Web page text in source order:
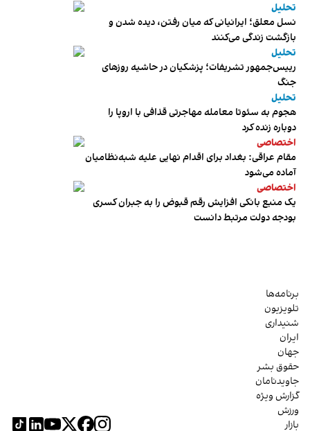
تحلیل
نسل معلق؛ ایرانیانی که میان رفتن، دیده شدن و
بازگشت زندگی می‌کنند
تحلیل
رییس‌جمهور تشریفات؛ پزشکیان در حاشیه روزهای
جنگ
تحلیل
هجوم به سئوتا معامله مهاجرتی قذافی با اروپا را
دوباره زنده کرد
اختصاصی
مقام عراقی: بغداد برای اقدام نهایی علیه شبه‌نظامیان
آماده می‌شود
اختصاصی
یک منبع بانکی افزایش رقم قبوض را به جبران کسری
بودجه دولت مرتبط دانست
برنامه‌ها
تلویزیون
شنیداری
ایران
جهان
حقوق بشر
جاویدنامان
گزارش ویژه
ورزش
بازار